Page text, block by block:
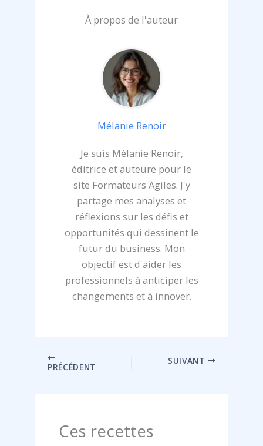
À propos de l'auteur
Mélanie Renoir
Je suis Mélanie Renoir,
éditrice et auteure pour le
site Formateurs Agiles. J'y
partage mes analyses et
réflexions sur les défis et
opportunités qui dessinent le
futur du business. Mon
objectif est d'aider les
professionnels à anticiper les
changements et à innover.
PRÉCÉDENT
SUIVANT
Ces recettes